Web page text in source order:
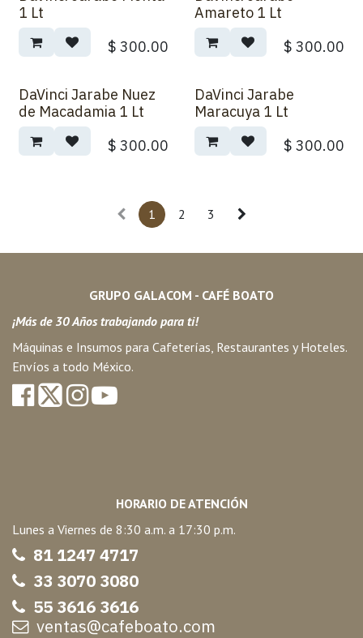
1 Lt
$ 300.00
Amareto 1 Lt
$ 300.00
DaVinci Jarabe Nuez
de Macadamia 1 Lt
$ 300.00
DaVinci Jarabe
Maracuya 1 Lt
$ 300.00
1 2 3
GRUPO GALACOM - CAFÉ BOATO
¡Más de 30 Años trabajando para ti!
Máquinas e Insumos para Cafeterías, Restaurantes y Hoteles.
Envíos a todo México.
HORARIO DE ATENCIÓN
Lunes a Viernes de 8:30 a.m. a 17:30 p.m.
81 1247 4717
33 3070 3080
55 3616 3616
ventas@cafeboato.com